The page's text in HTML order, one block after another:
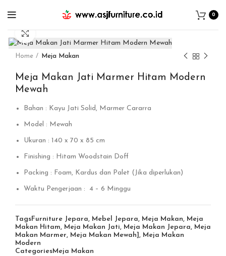
0
Home Meja Makan
Meja Makan Jati Marmer Hitam Modern
Mewah
Bahan : Kayu Jati Solid, Marmer Cararra
Model : Mewah
Ukuran : 140 x 70 x 85 cm
Finishing : Hitam Woodstain Doff
Packing : Foam, Kardus dan Palet (Jika diperlukan)
Waktu Pengerjaan : 4 – 6 Minggu
TagsFurniture Jepara, Mebel Jepara, Meja Makan, Meja
Makan Hitam, Meja Makan Jati, Meja Makan Jepara, Meja
Makan Marmer, Meja Makan Mewah] , Meja Makan
Modern
CategoriesMeja Makan